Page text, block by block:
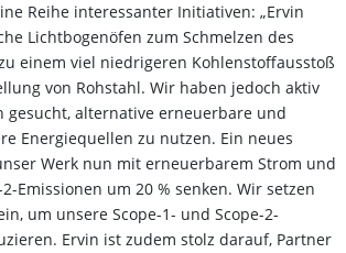
Reihe interessanter Initiativen: „Ervin
Lichtbogenöfen zum Schmelzen des
einem viel niedrigeren Kohlenstoffausstoß
von Rohstahl. Wir haben jedoch aktiv
gesucht, alternative erneuerbare und
Energiequellen zu nutzen. Ein neues
Werk nun mit erneuerbarem Strom und
Emissionen um 20 % senken. Wir setzen
um unsere Scope-1- und Scope-2-
Ervin ist zudem stolz darauf, Partner